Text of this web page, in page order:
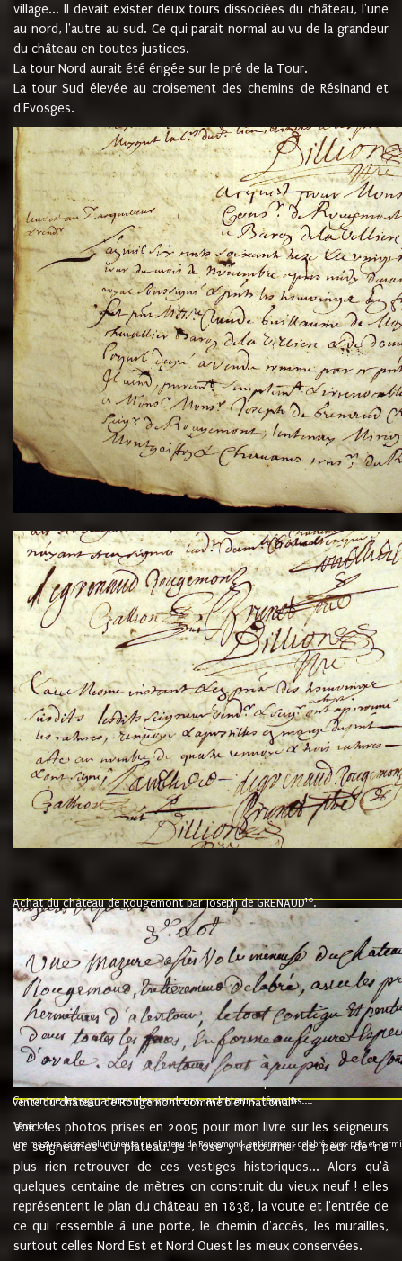
village... Il devait exister deux tours dissociées du château, l'une
au nord, l'autre au sud. Ce qui parait normal au vu de la grandeur
du château en toutes justices.
La tour Nord aurait été érigée sur le pré de la Tour.
La tour Sud élevée au croisement des chemins de Résinand et
d'Evosges.
Achat du château de Rougemont par Joseph de GRENAUD10.
"l'an mil six cent soixante treze le ving neuvième jour du mois de
nommé fut présent Messire Claude Guillaume de Moyriat chevalier baron
vend, purement simplement et irrevocablement a monseigneur monsieur
et chavannes conseiller du roy au parlement de Bourgogne, present et
que le dit seigneur Baron de la Vellière a sur ses hommes, indivisables et
de la Velliere tout ainsi et comme le dit seigneur Baron et ses
présent......"
suivent les rentes, donation des terriers, etc... au prix de 880 livre louis
Ci contre les signatures des vendeurs, acheteurs, témoins....
vente du château de Rougemont comme bien national9.
"3ème lot
une mazure assez volumineuse du chateau de Rougemond, entierement delabré, avec près et
Voici les photos prises en 2005 pour mon livre sur les seigneurs
et seigneuries du plateau. Je n'ose y retourner de peur de ne
plus rien retrouver de ces vestiges historiques... Alors qu'à
quelques centaine de mètres on construit du vieux neuf ! elles
représentent le plan du château en 1838, la voute et l'entrée de
ce qui ressemble à une porte, le chemin d'accès, les murailles,
surtout celles Nord Est et Nord Ouest les mieux conservées.